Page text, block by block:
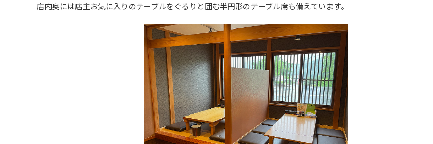
店内奥には店主お気に入りのテーブルをぐるりと囲む半円形のテーブル席も備えています。